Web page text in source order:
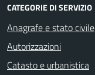
CATEGORIE DI SERVIZIO
Anagrafe e stato civile
Autorizzazioni
Catasto e urbanistica